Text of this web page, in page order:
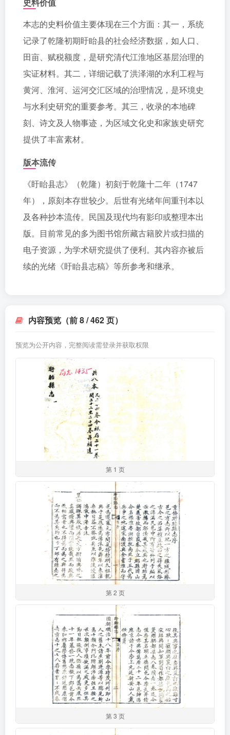
本志的史料价值主要体现在三个方面：其一，系统
记录了乾隆初期盱眙县的社会经济数据，如人口、
田亩、赋税额度，是研究清代江淮地区基层治理的
实证材料。其二，详细记载了洪泽湖的水利工程与
黄河、淮河、运河交汇区域的治理情况，是环境史
与水利史研究的重要参考。其三，收录的本地碑
刻、诗文及人物事迹，为区域文化史和家族史研究
提供了丰富素材。
版本流传
《盱眙县志》（乾隆）初刻于乾隆十二年（1747
年），原刻本存世较少。后世有光绪年间重刊本以
及各种抄本流传。民国及现代均有影印或整理本出
版。目前常见的多为图书馆所藏古籍胶片或扫描的
电子资源，为学术研究提供了便利。其内容亦被后
续的光绪《盱眙县志稿》等所参考和继承。
内容预览（前 8 / 462 页）
预览为公开内容，完整阅读需登录并获取权限
第 1 页
第 2 页
第 3 页